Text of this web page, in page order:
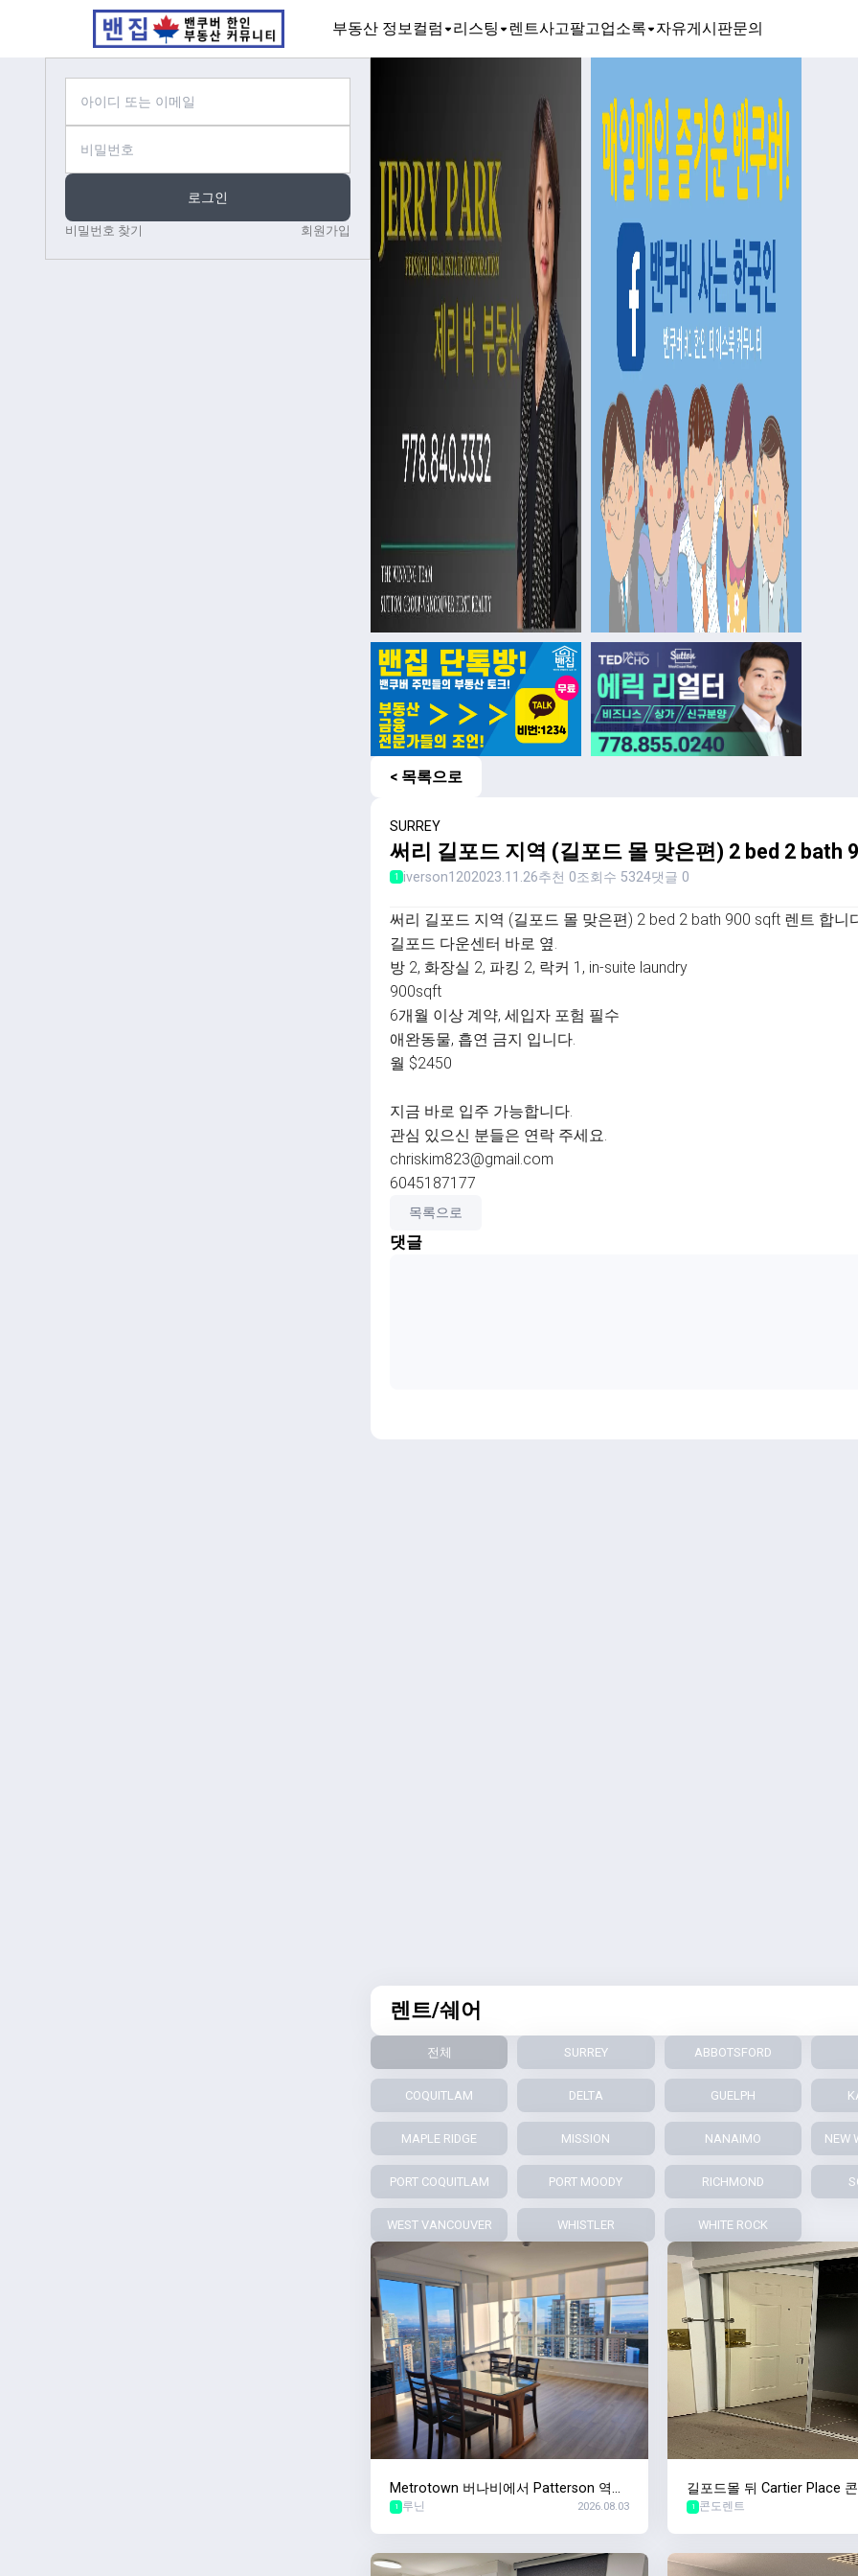
부동산 정보컬럼 리스팅 렌트사고팔고업소록 자유게시판문의
로그인
비밀번호 찾기 회원가입
< 목록으로
SURREY
써리 길포드 지역 (길포드 몰 맞은편) 2 bed 2 bath
1 iverson1202023.11.26추천 0조회수 5324댓글 0
써리 길포드 지역 (길포드 몰 맞은편) 2 bed 2 bath 900 sqft 렌트 합니
길포드 다운센터 바로 옆.
방 2, 화장실 2, 파킹 2, 락커 1, in-suite laundry
900sqft
6개월 이상 계약, 세입자 포험 필수
애완동물, 흡연 금지 입니다.
월 $2450
지금 바로 입주 가능합니다.
관심 있으신 분들은 연락 주세요.
chriskim823@gmail.com
6045187177
목록으로
댓글
렌트/쉐어
전체 SURREY ABBOTSFORD
COQUITLAM DELTA GUELPH
MAPLE RIDGE MISSION NANAIMO NEW
PORT COQUITLAM PORT MOODY RICHMOND
WEST VANCOUVER WHISTLER WHITE ROCK
Metrotown 버나비에서 Patterson 역앞
신축 콘도에서 두달간 쉐어할 룸메 구합
1 루닌 2026.08.03
길포드몰 뒤 Cartier Place
니다
1 콘도렌트